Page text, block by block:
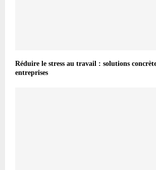
Réduire le stress au travail : solutions
entreprises